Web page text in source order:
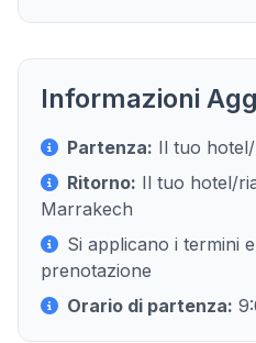
Informazioni
Partenza: Il tuo
Ritorno: Il tuo hotel/
Marrakech
Si applicano i termini
prenotazione
Orario di partenza: